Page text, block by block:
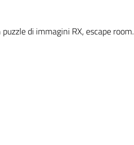
di immagini RX, escape room.